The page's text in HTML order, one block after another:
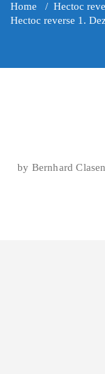
Home / Hectoc
Hectoc reverse 1.
by Bernhard